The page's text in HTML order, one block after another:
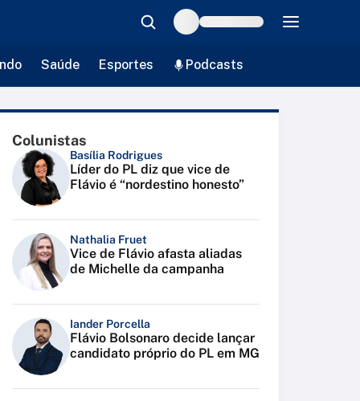
Saúde Esportes Podcasts
Colunistas
Basília Rodrigues
Líder do PL diz que vice de
Flávio é “nordestino honesto”
Nathalia Fruet
Vice de Flávio afasta aliadas
de Michelle da campanha
Iander Porcella
Flávio Bolsonaro decide lançar
candidato próprio do PL em MG